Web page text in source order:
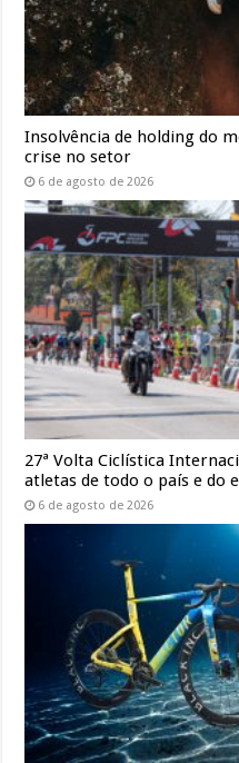
Insolvência de holding do
crise no setor
6 de agosto de 2026
27ª Volta Ciclística
atletas de todo o país e do
6 de agosto de 2026